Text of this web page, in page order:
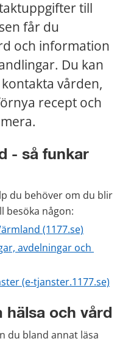
till
får du
och information
Du kan
vården,
recept och
- så funkar
du behöver om du blir
besöka någon:
(1177.se)
avdelningar och
(e-tjanster.1177.se)
hälsa och vård
du bland annat läsa